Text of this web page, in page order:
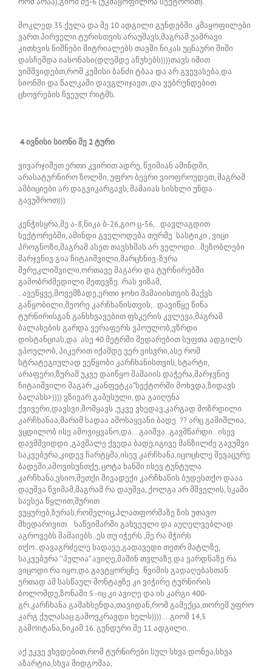
მოკლედ 35 ქულა და მე 10 ადგილი გუნდებში. კმაყოფილები
ვართ.პირველი ტურისთვის არაუშავს,მაგრამ უამრავი
კითხვის ნიშნები მიტრიალებს თავში.ნიკას უცნაური შიში
დასჩემდა იასონასი(დღემდე აწუხებს))))თავს იმით
ვიმშვიდებთ,რომ კუმისი ბანძი ტბაა და არ გვევასება,და
სიონში და წალკაში დავგლიჯავთ ,და ვუბრუნდებით
ცხოვრების ჩვეულ რიტმს.
4 ივნისი სიონი მე 2 ტური
ვივარჯიშეთ ერთი კვირით ადრე, წვიმიან ამინდში,
არასატურნირო ზოლში, უფრო ბევრი ვიოფროუდეთ, მაგრამ
ამბიციები არ დაგვიკარგავს, შამაიას სისხლი უნდა
გავუშროთ)))
კენჭისყრა,მე ა-8,ნიკა ბ-26,გიო ც-56, ..დავლაგდით
სექტორებში, ამინდი გველოდება თურმე სასტიკი , ვიცი
პროგნოზი,მაგრამ ასეთ თავსხმას არ ველოდი…მეზობლები
მარჯვნივ გია ჩიტაიშვილი,მარცხნივ-ზურა
მერეკლიშვილი,ორთავე მაგარი და ტურნირებში
გამობრძმედილი მეთევზე..რას ვიზამ,
..ავეწყვე,მოვემზადე,ერთი ჯოხი შამაიისთვის მაქვს
გაწყობილი,მეორე კარჩხანისთვის,..დავიწყე წინა
ტურნირისგან განსხვავებით ფსკერის კვლევა,მაგრამ
ბალახების გარდა ვერაფერს ვპოულობ,ვზრდი
დისტანციას,და ასე 40 მეტრში შედარებით სუფთა ადგილს
ვპოულობ, პიკერით იქამდე ვერ ვისვრი,ასე რომ
სტრატეგიულად ვეწყობი კარჩხანისთვის, სტარტი,
არაფერი,ზურამ უკვე დაიწყო შამაიის დაჭერა,მარჯვნივ
ჩიტაიშვილი მაგარ „კანფეტკა“სექტორში მოხვდა,ზიდავს
ბალახს>)))) ვზივარ გაბუსული, და გაიღუნა
ქვივერი,დავსვი,მომყავს ,უკვე ვხედავ,კარგად მოზრდილი
კარჩხანაა,მარამ სადაა ამოსაყვანი ბადე ?? არც გამიშლია,
ვცდილობ ისე ამოვიყვანო,და… გაიშვა..გავმწარდი.. ისევ
დავმშვიდდი ,გავშალე ქვედა ბადე,იგივე მანზილძე გავუშვი
საკვებურა,კიდევ ჩარტყმა,ისევ კარჩხანა,იცოცხლე შევაცურე
ბადეში,ამოვისუნთქე, ცოტა ხანში ისევ ტუნტულა
კარჩხანა,ვსიო,მეთქი მივადექი კარჩხანის ბუდესთქო დააა
დაუშვა წვიმამ,მაგრამ რა დაუშვა, ქოლგა არ მშველის, სკამი
სავსეა წყლით,შურით
ვუყურებ,ზურას,რომელიც,პლათფორმაზე ზის უთავო
მხედარივით საწვიმარში გახვეული და აუღელვებლად
აგროვებს შამაიებს..ეს თუ იჭერს ,მე რა მჭირს
თქო..დავაგრძელე სადავე,გადავედი თეთრ მატლზე,
საკვებურა ‘’პულია“ ავიღე,მაშინ თვლაზე და ვარდნაზე რა
ვიცოდი რა იყო,და გავტყორცნე..წვიმის გადაღებასთან
ერთად ამ სასწაულ მონტაჟზე კი ვიჭირე ტურნირის
ბოლომდე,ზონაში 5 -იც კი ავიღე და ის კარგი 400-
გრ.კარჩხანა გამახსენდა,თავიდან,რომ გამექცა,თორემ უფრო
კარგ ქულასაც გამოვკრავდი ხელს))))….გიომ 14,5
გამოიტანა,ნიკამ 16. გუნდური მე 11 ადგილი..
აქ უკვე ვხვდებით,რომ ტურნირები სულ სხვა დონეა,სხვა
აზარტია,სხვა მიდგომაა,